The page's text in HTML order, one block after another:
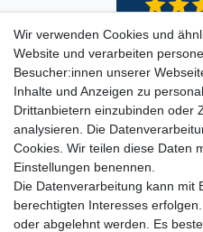
Wir verwenden Cookies und
Website und verarbeiten
Besucher:innen unserer
Inhalte und Anzeigen zu
Drittanbietern einzubinden oder
analysieren. Die
Cookies. Wir teilen diese Daten
Einstellungen benennen.
Die Datenverarbeitung kann mit
berechtigten Interesses
oder abgelehnt werden. Es